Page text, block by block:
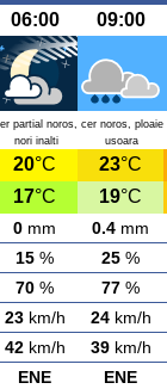
06:00 09:00
partial noros,
nori inalti
cer noros, ploaie
usoara
20°C 23°C
17°C 19°C
0 mm 0.4 mm
15 % 25 %
70 % 77 %
23km/h 24km/h
42km/h 39km/h
ENE ENE